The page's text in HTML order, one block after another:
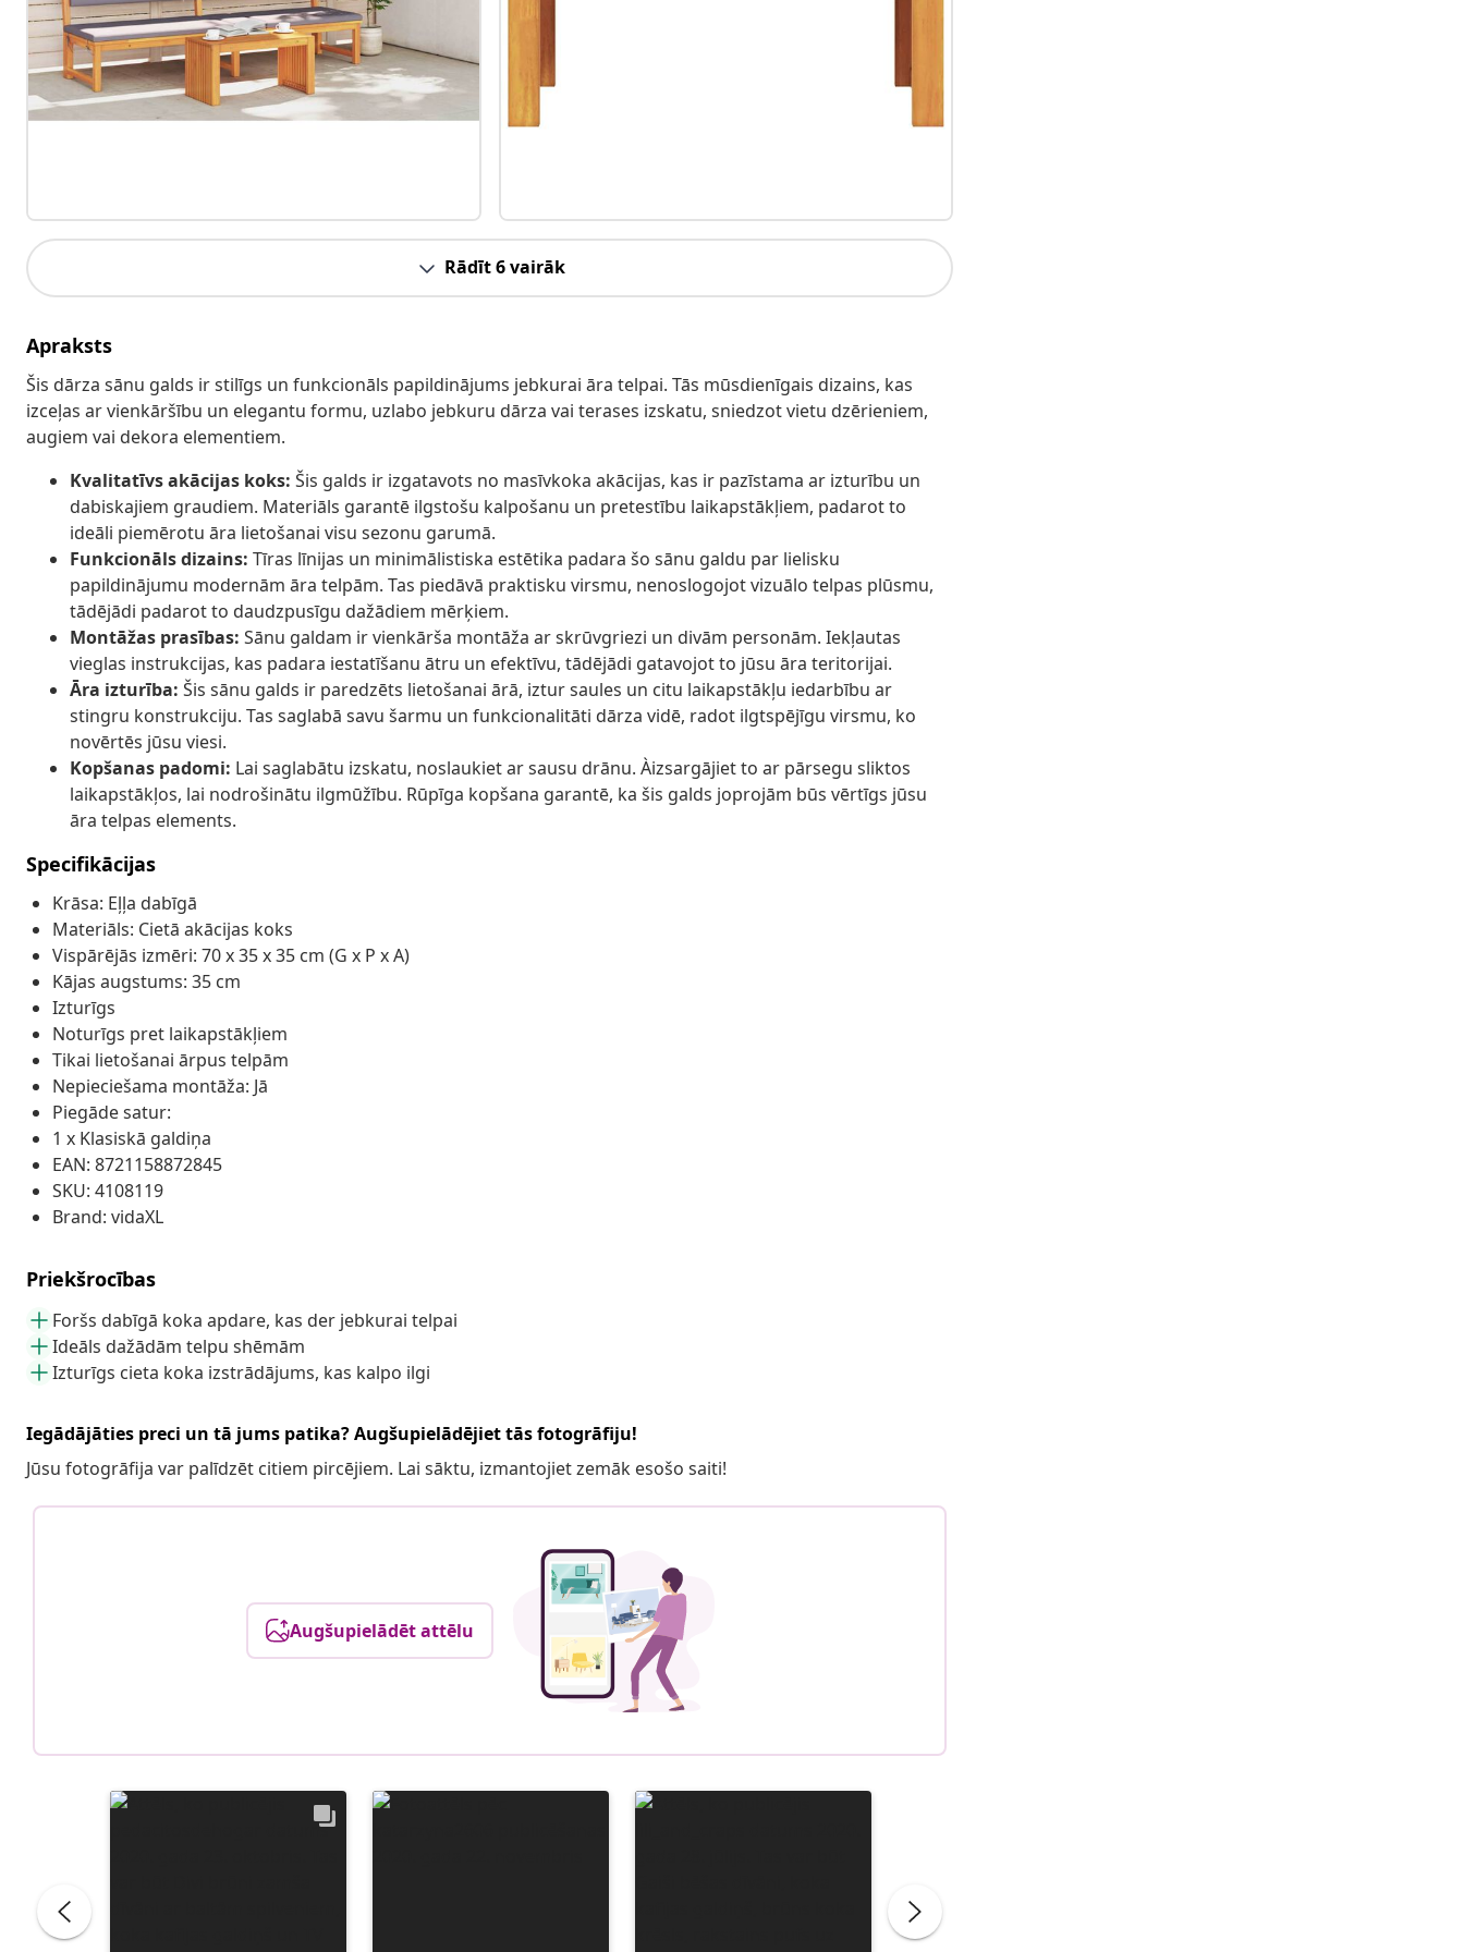
Rādīt 6 vairāk
Apraksts
Šis dārza sānu galds ir stilīgs un funkcionāls papildinājums jebkurai āra telpai. Tās mūsdienīgais dizains, kas
izceļas ar vienkāršību un elegantu formu, uzlabo jebkuru dārza vai terases izskatu, sniedzot vietu dzērieniem,
augiem vai dekora elementiem.
Kvalitatīvs akācijas koks: Šis galds ir izgatavots no masīvkoka akācijas, kas ir pazīstama ar izturību un
dabiskajiem graudiem. Materiāls garantē ilgstošu kalpošanu un pretestību laikapstākļiem, padarot to
ideāli piemērotu āra lietošanai visu sezonu garumā.
Funkcionāls dizains: Tīras līnijas un minimālistiska estētika padara šo sānu galdu par lielisku
papildinājumu modernām āra telpām. Tas piedāvā praktisku virsmu, nenoslogojot vizuālo telpas plūsmu,
tādējādi padarot to daudzpusīgu dažādiem mērķiem.
Montāžas prasības: Sānu galdam ir vienkārša montāža ar skrūvgriezi un divām personām. Iekļautas
vieglas instrukcijas, kas padara iestatīšanu ātru un efektīvu, tādējādi gatavojot to jūsu āra teritorijai.
Āra izturība: Šis sānu galds ir paredzēts lietošanai ārā, iztur saules un citu laikapstākļu iedarbību ar
stingru konstrukciju. Tas saglabā savu šarmu un funkcionalitāti dārza vidē, radot ilgtspējīgu virsmu, ko
novērtēs jūsu viesi.
Kopšanas padomi: Lai saglabātu izskatu, noslaukiet ar sausu drānu. Àizsargājiet to ar pārsegu sliktos
laikapstākļos, lai nodrošinātu ilgmūžību. Rūpīga kopšana garantē, ka šis galds joprojām būs vērtīgs jūsu
āra telpas elements.
Specifikācijas
Krāsa: Eļļa dabīgā
Materiāls: Cietā akācijas koks
Vispārējās izmēri: 70 x 35 x 35 cm (G x P x A)
Kājas augstums: 35 cm
Izturīgs
Noturīgs pret laikapstākļiem
Tikai lietošanai ārpus telpām
Nepieciešama montāža: Jā
Piegāde satur:
1 x Klasiskā galdiņa
EAN: 8721158872845
SKU: 4108119
Brand: vidaXL
Priekšrocības
Foršs dabīgā koka apdare, kas der jebkurai telpai
Ideāls dažādām telpu shēmām
Izturīgs cieta koka izstrādājums, kas kalpo ilgi
Iegādājāties preci un tā jums patika? Augšupielādējiet tās fotogrāfiju!
Jūsu fotogrāfija var palīdzēt citiem pircējiem. Lai sāktu, izmantojiet zemāk esošo saiti!
Augšupielādēt attēlu